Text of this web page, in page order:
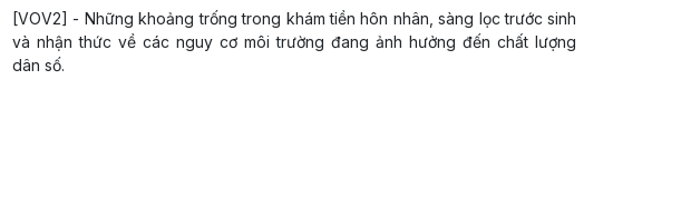
[VOV2] - Những khoảng trống trong khám tiền hôn nhân, sàng lọc trước sinh
và nhận thức về các nguy cơ môi trường đang ảnh hưởng đến chất lượng
dân số.